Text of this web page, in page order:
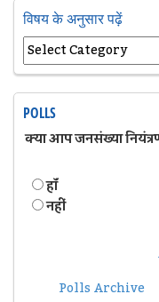
विषय के अनुसार पढ़ें
POLLS
क्या आप जनसंख्या
हॉं
नहीं
Polls Archive